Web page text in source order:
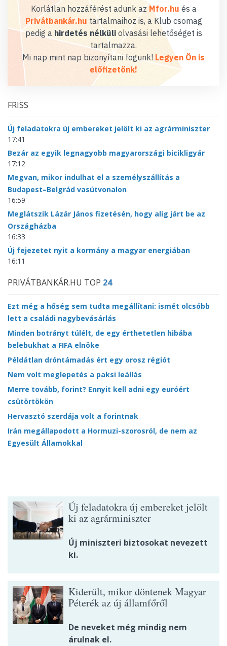
Korlátlan hozzáférést adunk az Mfor.hu és a
Privátbankár.hu tartalmaihoz is, a Klub csomag
pedig a hirdetés nélküliolvasási lehetőséget is
tartalmazza.
Mi nap mint nap bizonyítani fogunk! Legyen Ön is
előfizetőnk!
FRISS
Új feladatokra új embereket jelölt ki az agrárminiszter
17:41
Bezár az egyik legnagyobb magyarországi bicikligyár
17:12
Megvan, mikor indulhat el a személyszállítás a
Budapest–Belgrád vasútvonalon
16:59
Meglátszik Lázár János fizetésén, hogy alig járt be az
Országházba
16:33
Új fejezetet nyit a kormány a magyar energiában
16:11
PRIVÁTBANKÁR.HU TOP 24
Ezt még a hőség sem tudta megállítani: ismét olcsóbb
lett a családi nagybevásárlás
Minden botrányt túlélt, de egy érthetetlen hibába
belebukhat a FIFA elnöke
Példátlan dróntámadás ért egy orosz régiót
Nem volt meglepetés a paksi leállás
Merre tovább, forint? Ennyit kell adni egy euróért
csütörtökön
Hervasztó szerdája volt a forintnak
Irán megállapodott a Hormuzi-szorosról, de nem az
Egyesült Államokkal
Új feladatokra új embereket jelölt
ki az agrárminiszter
Új miniszteri biztosokat nevezett
ki.
Kiderült, mikor döntenek Magyar
Péterék az új államfőről
De neveket még mindig nem
árulnak el.